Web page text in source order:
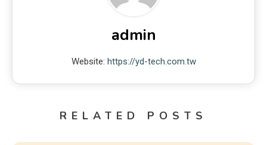
admin
Website: https://yd-tech.com.tw
RELATED POSTS